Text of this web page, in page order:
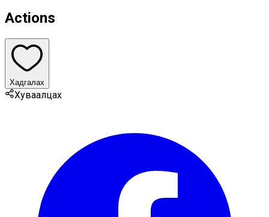
Actions
Хадгалах
Хуваалцах